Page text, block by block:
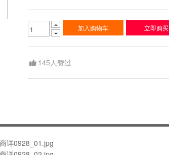


加入购物车 立即购买
145 人赞过